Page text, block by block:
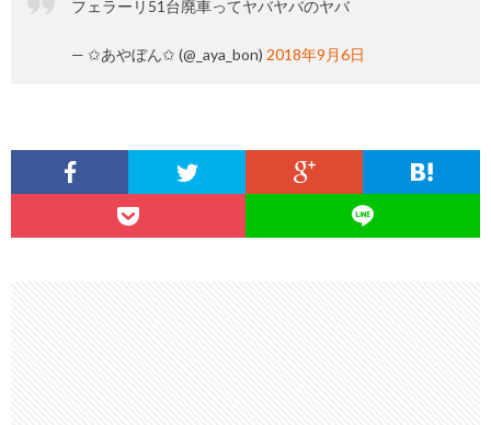
フェラーリ51台廃車ってヤバヤバのヤバ
— ✩あやぼん✩ (@_aya_bon) 2018年9月6日